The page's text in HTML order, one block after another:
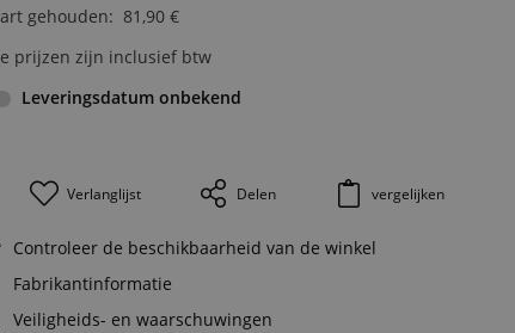
gehouden: 81,90 €
prijzen zijn inclusief btw
Leveringsdatum onbekend
Verlanglijst Delen vergelijken
Controleer de beschikbaarheid van de winkel
Fabrikantinformatie
Veiligheids- en waarschuwingen